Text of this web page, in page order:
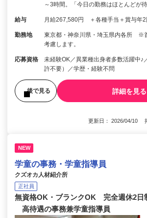
～3時間。「今日の勤務はほとんどが
給与 月給267,580円 ＋各種手当＋賞与年2
勤務地
東京都・神奈川県・埼玉県内各所 ※
考慮します。
応募資格
未経験OK／異業種出身者多数活躍中♪
許不要）／学歴・経験不問
後で見る 詳細を見る
更新日： 2026/04/10
NEW
学童の事務・学童指導員
クズオカ人材紹介所
正社員
無資格OK・ブランクOK 完全週休2日
高待遇の事務兼学童指導員